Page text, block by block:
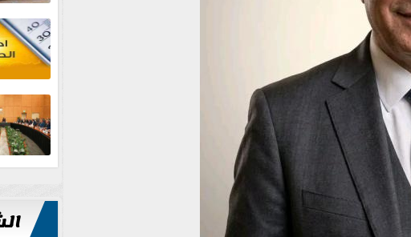
ليلا..
للتعمير